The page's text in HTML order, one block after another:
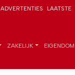
ADVERTENTIES LAATSTE
ZAKELIJK EIGENDOM